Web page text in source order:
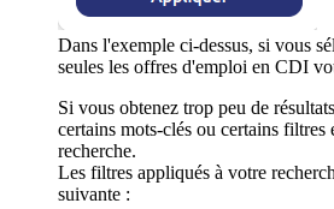
Dans l'exemple ci-dessus, si vous
seules les offres d'emploi en CDI
Si vous obtenez trop peu de
certains mots-clés ou certains filtres
recherche.
Les filtres appliqués à votre
suivante :